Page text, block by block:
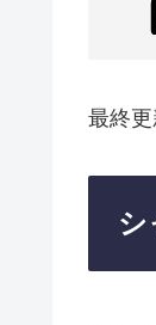
最終更
シ